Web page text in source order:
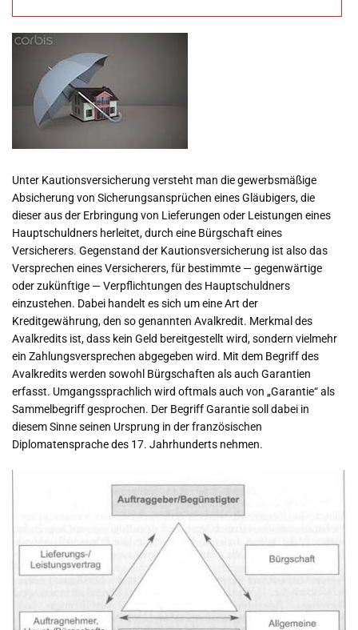
Unter Kautionsversicherung versteht man die gewerbsmäßige
Absicherung von Sicherungsansprüchen eines Gläubigers, die
dieser aus der Erbringung von Lieferungen oder Leistungen eines
Hauptschuldners herleitet, durch eine Bürgschaft eines
Versicherers. Gegenstand der Kautionsversicherung ist also das
Versprechen eines Versicherers, für bestimmte — gegenwärtige
oder zukünftige — Verpflichtungen des Hauptschuldners
einzustehen. Dabei handelt es sich um eine Art der
Kreditgewährung, den so genannten Avalkredit. Merkmal des
Avalkredits ist, dass kein Geld bereitgestellt wird, sondern vielmehr
ein Zahlungsversprechen abgegeben wird. Mit dem Begriff des
Avalkredits werden sowohl Bürgschaften als auch Garantien
erfasst. Umgangssprachlich wird oftmals auch von „Garantie“ als
Sammelbegriff gesprochen. Der Begriff Garantie soll dabei in
diesem Sinne seinen Ursprung in der französischen
Diplomatensprache des 17. Jahrhunderts nehmen.